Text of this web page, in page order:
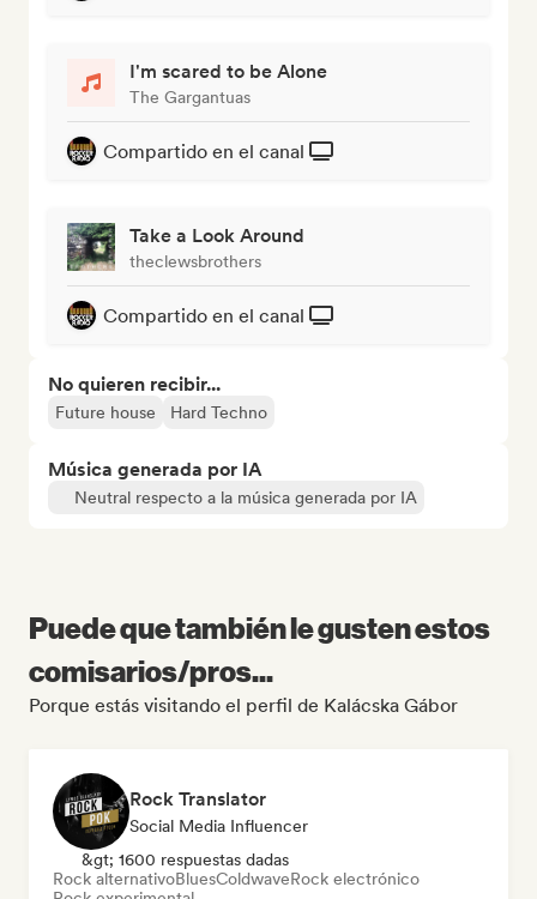
I'm scared to be Alone
The Gargantuas
Compartido en el canal
Take a Look Around
theclewsbrothers
Compartido en el canal
No quieren recibir...
Future house Hard Techno
Música generada por IA
Neutral respecto a la música generada por IA
Puede que también le gusten estos
comisarios/pros...
Porque estás visitando el perfil de Kalácska Gábor
Rock Translator
Social Media Influencer
&gt; 1600 respuestas dadas
Rock alternativoBluesColdwaveRock electrónico